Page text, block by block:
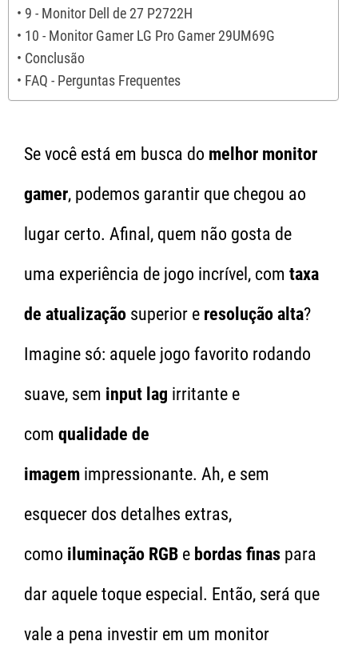
9 - Monitor Dell de 27 P2722H
10 - Monitor Gamer LG Pro Gamer 29UM69G
Conclusão
FAQ - Perguntas Frequentes
Se você está em busca do melhor monitor
gamer, podemos garantir que chegou ao
lugar certo. Afinal, quem não gosta de
uma experiência de jogo incrível, com taxa
de atualização superior e resolução alta?
Imagine só: aquele jogo favorito rodando
suave, sem input lag irritante e
com qualidade de
imagem impressionante. Ah, e sem
esquecer dos detalhes extras,
como iluminação RGB e bordas finas para
dar aquele toque especial. Então, será que
vale a pena investir em um monitor